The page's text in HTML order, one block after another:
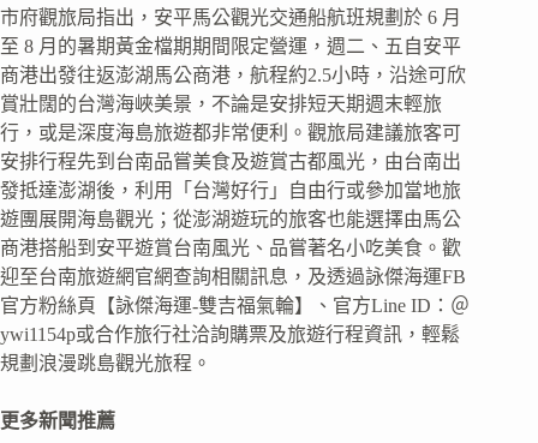
市府觀旅局指出，安平馬公觀光交通船航班規劃於 6 月
至 8 月的暑期黃金檔期期間限定營運，週二、五自安平
商港出發往返澎湖馬公商港，航程約2.5小時，沿途可欣
賞壯闊的台灣海峽美景，不論是安排短天期週末輕旅
行，或是深度海島旅遊都非常便利。觀旅局建議旅客可
安排行程先到台南品嘗美食及遊賞古都風光，由台南出
發抵達澎湖後，利用「台灣好行」自由行或參加當地旅
遊團展開海島觀光；從澎湖遊玩的旅客也能選擇由馬公
商港搭船到安平遊賞台南風光、品嘗著名小吃美食。歡
迎至台南旅遊網官網查詢相關訊息，及透過詠傑海運FB
官方粉絲頁【詠傑海運-雙吉福氣輪】、官方Line ID：＠
ywi1154p或合作旅行社洽詢購票及旅遊行程資訊，輕鬆
規劃浪漫跳島觀光旅程。
更多新聞推薦